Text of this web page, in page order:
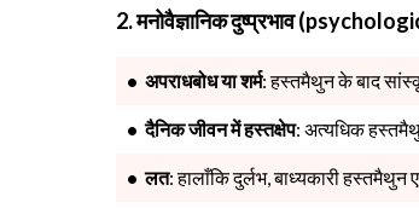
2. मनोवैज्ञानिक दुष्प्रभाव
अपराधबोध या शर्म: हस्तमैथुन के बाद
दैनिक जीवन में हस्तक्षेप: अत्यधिक
लत: हालाँकि दुर्लभ, बाध्यकारी